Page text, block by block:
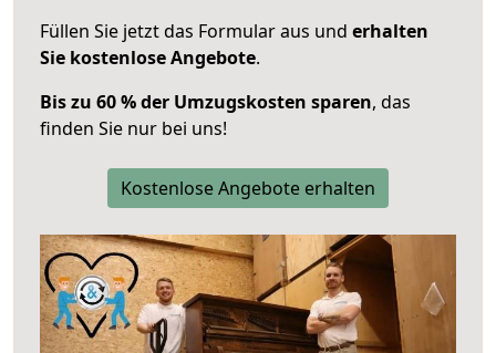
Füllen Sie jetzt das Formular aus und erhalten
Sie kostenlose Angebote.
Bis zu 60 % der Umzugskosten sparen, das
finden Sie nur bei uns!
Kostenlose Angebote erhalten